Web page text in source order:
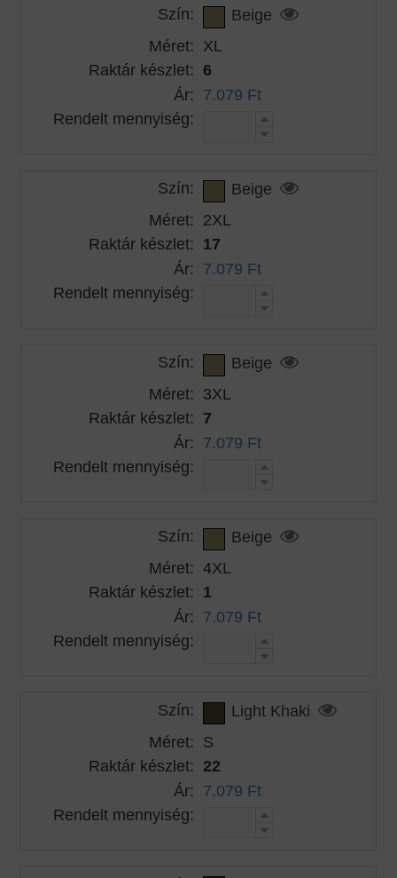
Szín:
Beige
Méret: XL
Raktár készlet: 6
Ár: 7.079 Ft
Rendelt mennyiség:
Szín:
Beige
Méret: 2XL
Raktár készlet: 17
Ár: 7.079 Ft
Rendelt mennyiség:
Szín:
Beige
Méret: 3XL
Raktár készlet: 7
Ár: 7.079 Ft
Rendelt mennyiség:
Szín:
Beige
Méret: 4XL
Raktár készlet: 1
Ár: 7.079 Ft
Rendelt mennyiség:
Szín:
Light Khaki
Méret: S
Raktár készlet: 22
Ár: 7.079 Ft
Rendelt mennyiség: